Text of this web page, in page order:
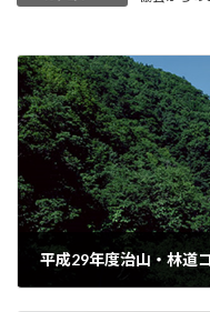
平成29年度治山・林道